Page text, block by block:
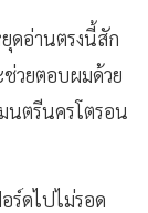
ดอ่านตรงนี้สัก
วยตอบผมด้วย
นตรีนครโตรอน
ร์ดไปไม่รอด